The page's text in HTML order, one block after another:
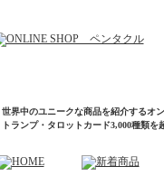
世界中のユニークな商品を紹介するオ
トランプ・タロットカード3,000種類を